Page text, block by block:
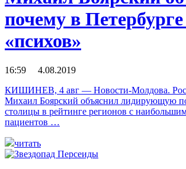
почему в
«психов»
16:59 4.08.2019
КИШИНЕВ, 4 авг — Новости-Молдова.
Михаил Боярский объяснил лидирующую
столицы в рейтинге регионов с
пациентов …
читать